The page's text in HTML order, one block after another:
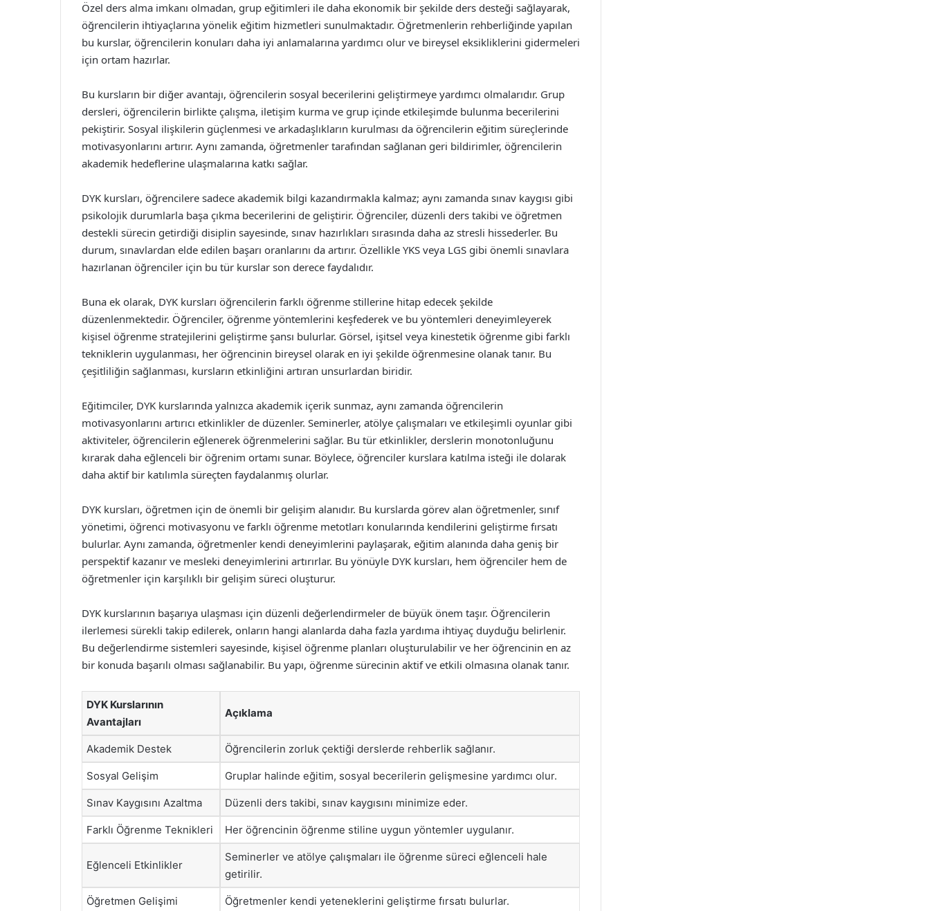
Özel ders alma imkanı olmadan, grup eğitimleri ile daha ekonomik bir şekilde ders desteği sağlayarak,
öğrencilerin ihtiyaçlarına yönelik eğitim hizmetleri sunulmaktadır. Öğretmenlerin rehberliğinde yapılan
bu kurslar, öğrencilerin konuları daha iyi anlamalarına yardımcı olur ve bireysel eksikliklerini gidermeleri
için ortam hazırlar.
Bu kursların bir diğer avantajı, öğrencilerin sosyal becerilerini geliştirmeye yardımcı olmalarıdır. Grup
dersleri, öğrencilerin birlikte çalışma, iletişim kurma ve grup içinde etkileşimde bulunma becerilerini
pekiştirir. Sosyal ilişkilerin güçlenmesi ve arkadaşlıkların kurulması da öğrencilerin eğitim süreçlerinde
motivasyonlarını artırır. Aynı zamanda, öğretmenler tarafından sağlanan geri bildirimler, öğrencilerin
akademik hedeflerine ulaşmalarına katkı sağlar.
DYK kursları, öğrencilere sadece akademik bilgi kazandırmakla kalmaz; aynı zamanda sınav kaygısı gibi
psikolojik durumlarla başa çıkma becerilerini de geliştirir. Öğrenciler, düzenli ders takibi ve öğretmen
destekli sürecin getirdiği disiplin sayesinde, sınav hazırlıkları sırasında daha az stresli hissederler. Bu
durum, sınavlardan elde edilen başarı oranlarını da artırır. Özellikle YKS veya LGS gibi önemli sınavlara
hazırlanan öğrenciler için bu tür kurslar son derece faydalıdır.
Buna ek olarak, DYK kursları öğrencilerin farklı öğrenme stillerine hitap edecek şekilde
düzenlenmektedir. Öğrenciler, öğrenme yöntemlerini keşfederek ve bu yöntemleri deneyimleyerek
kişisel öğrenme stratejilerini geliştirme şansı bulurlar. Görsel, işitsel veya kinestetik öğrenme gibi farklı
tekniklerin uygulanması, her öğrencinin bireysel olarak en iyi şekilde öğrenmesine olanak tanır. Bu
çeşitliliğin sağlanması, kursların etkinliğini artıran unsurlardan biridir.
Eğitimciler, DYK kurslarında yalnızca akademik içerik sunmaz, aynı zamanda öğrencilerin
motivasyonlarını artırıcı etkinlikler de düzenler. Seminerler, atölye çalışmaları ve etkileşimli oyunlar gibi
aktiviteler, öğrencilerin eğlenerek öğrenmelerini sağlar. Bu tür etkinlikler, derslerin monotonluğunu
kırarak daha eğlenceli bir öğrenim ortamı sunar. Böylece, öğrenciler kurslara katılma isteği ile dolarak
daha aktif bir katılımla süreçten faydalanmış olurlar.
DYK kursları, öğretmen için de önemli bir gelişim alanıdır. Bu kurslarda görev alan öğretmenler, sınıf
yönetimi, öğrenci motivasyonu ve farklı öğrenme metotları konularında kendilerini geliştirme fırsatı
bulurlar. Aynı zamanda, öğretmenler kendi deneyimlerini paylaşarak, eğitim alanında daha geniş bir
perspektif kazanır ve mesleki deneyimlerini artırırlar. Bu yönüyle DYK kursları, hem öğrenciler hem de
öğretmenler için karşılıklı bir gelişim süreci oluşturur.
DYK kurslarının başarıya ulaşması için düzenli değerlendirmeler de büyük önem taşır. Öğrencilerin
ilerlemesi sürekli takip edilerek, onların hangi alanlarda daha fazla yardıma ihtiyaç duyduğu belirlenir.
Bu değerlendirme sistemleri sayesinde, kişisel öğrenme planları oluşturulabilir ve her öğrencinin en az
bir konuda başarılı olması sağlanabilir. Bu yapı, öğrenme sürecinin aktif ve etkili olmasına olanak tanır.
DYK Kurslarının
Avantajları
Açıklama
Akademik Destek Öğrencilerin zorluk çektiği derslerde rehberlik sağlanır.
Sosyal Gelişim Gruplar halinde eğitim, sosyal becerilerin gelişmesine yardımcı olur.
Sınav Kaygısını Azaltma Düzenli ders takibi, sınav kaygısını minimize eder.
Farklı Öğrenme Teknikleri Her öğrencinin öğrenme stiline uygun yöntemler uygulanır.
Eğlenceli Etkinlikler
Seminerler ve atölye çalışmaları ile öğrenme süreci eğlenceli hale
getirilir.
Öğretmen Gelişimi Öğretmenler kendi yeteneklerini geliştirme fırsatı bulurlar.